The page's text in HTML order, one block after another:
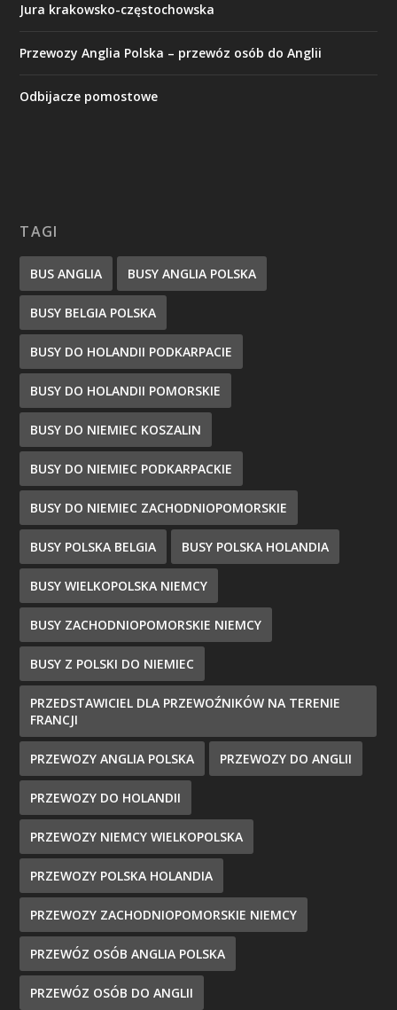
Jura krakowsko-częstochowska
Przewozy Anglia Polska – przewóz osób do Anglii
Odbijacze pomostowe
TAGI
BUS ANGLIA BUSY ANGLIA POLSKA
BUSY BELGIA POLSKA
BUSY DO HOLANDII PODKARPACIE
BUSY DO HOLANDII POMORSKIE
BUSY DO NIEMIEC KOSZALIN
BUSY DO NIEMIEC PODKARPACKIE
BUSY DO NIEMIEC ZACHODNIOPOMORSKIE
BUSY POLSKA BELGIA BUSY POLSKA HOLANDIA
BUSY WIELKOPOLSKA NIEMCY
BUSY ZACHODNIOPOMORSKIE NIEMCY
BUSY Z POLSKI DO NIEMIEC
PRZEDSTAWICIEL DLA PRZEWOŹNIKÓW NA TERENIE
FRANCJI
PRZEWOZY ANGLIA POLSKA PRZEWOZY DO ANGLII
PRZEWOZY DO HOLANDII
PRZEWOZY NIEMCY WIELKOPOLSKA
PRZEWOZY POLSKA HOLANDIA
PRZEWOZY ZACHODNIOPOMORSKIE NIEMCY
PRZEWÓZ OSÓB ANGLIA POLSKA
PRZEWÓZ OSÓB DO ANGLII